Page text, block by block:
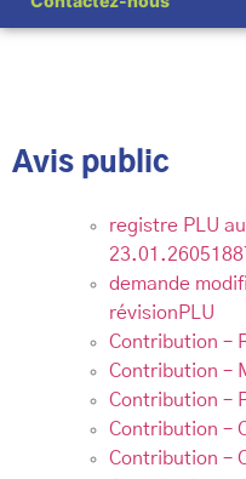
Avis public
registre PLU au
demande
révisionPLU
Contribution –
Contribution –
Contribution –
Contribution –
Contribution –